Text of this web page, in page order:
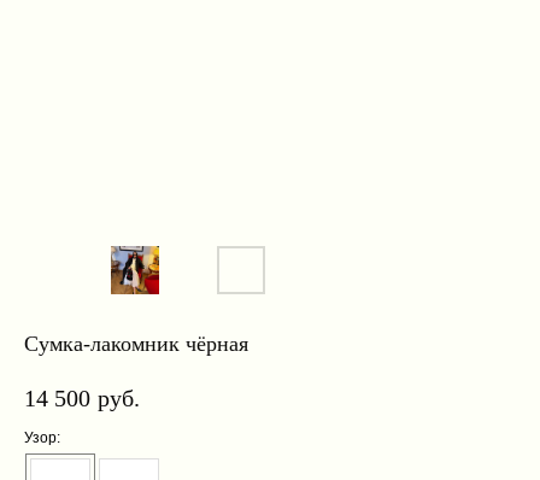
Сумка-лакомник чёрная
14 500 руб.
Узор: